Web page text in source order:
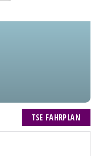
TSE FAHRPLAN